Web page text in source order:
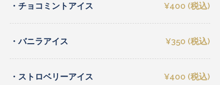
・チョコミントアイス ¥400 (税込)
・バニラアイス ¥350 (税込)
・ストロベリーアイス ¥400 (税込)